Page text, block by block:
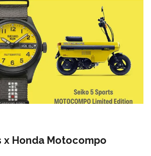
x Honda Motocompo